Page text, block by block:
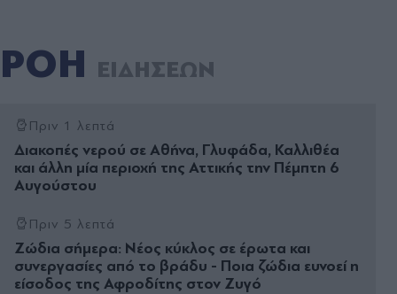
ΡΟΗ ΕΙΔΗΣΕΩΝ
Πριν 1 λεπτά
Διακοπές νερού σε Αθήνα, Γλυφάδα, Καλλιθέα
και άλλη μία περιοχή της Αττικής την Πέμπτη 6
Αυγούστου
Πριν 5 λεπτά
Ζώδια σήμερα: Νέος κύκλος σε έρωτα και
συνεργασίες από το βράδυ - Ποια ζώδια ευνοεί η
είσοδος της Αφροδίτης στον Ζυγό